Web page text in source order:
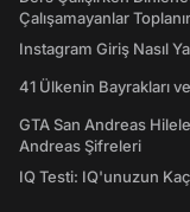
Çalışamayanlar
Instagram Giriş Nasıl
41 Ülkenin Bayrakları
GTA San Andreas
Andreas Şifreleri
IQ Testi: IQ'unuzun